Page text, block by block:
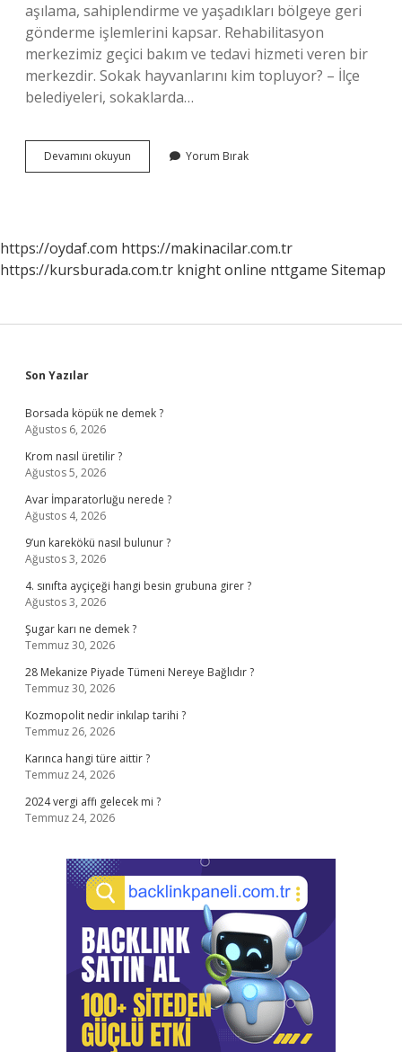
aşılama, sahiplendirme ve yaşadıkları bölgeye geri
gönderme işlemlerini kapsar. Rehabilitasyon
merkezimiz geçici bakım ve tedavi hizmeti veren bir
merkezdir. Sokak hayvanlarını kim topluyor? – İlçe
belediyeleri, sokaklarda…
Devamını okuyun
Hayvanları
Yorum Bırak
https://oydaf.com https://makinacilar.com.tr
https://kursburada.com.tr knight online nttgame Sitemap
Sidebar
Son Yazılar
Borsada köpük ne demek ?
Ağustos 6, 2026
Krom nasıl üretilir ?
Ağustos 5, 2026
Avar İmparatorluğu nerede ?
Ağustos 4, 2026
9’un karekökü nasıl bulunur ?
Ağustos 3, 2026
4. sınıfta ayçiçeği hangi besin grubuna girer ?
Ağustos 3, 2026
Şugar karı ne demek ?
Temmuz 30, 2026
28 Mekanize Piyade Tümeni Nereye Bağlıdır ?
Temmuz 30, 2026
Kozmopolit nedir inkılap tarihi ?
Temmuz 26, 2026
Karınca hangi türe aittir ?
Temmuz 24, 2026
2024 vergi affı gelecek mi ?
Temmuz 24, 2026